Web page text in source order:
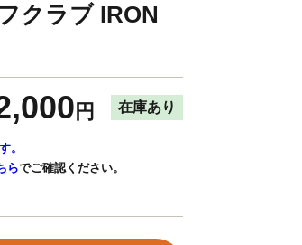
クラブ IRON
円 在庫あり
。
らでご確認ください。